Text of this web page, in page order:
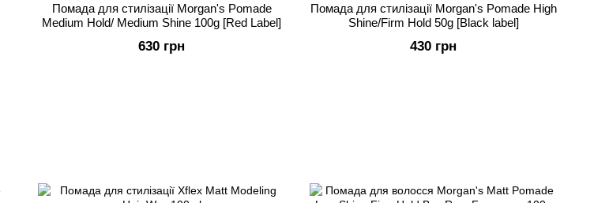
Помада для стилізації Morgan's Pomade
Medium Hold/ Medium Shine 100g [Red Label]
630 грн
Помада для стилізації Morgan's Pomade High
Shine/Firm Hold 50g [Black label]
430 грн